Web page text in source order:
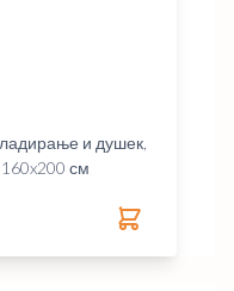
и душек,
160x200 см